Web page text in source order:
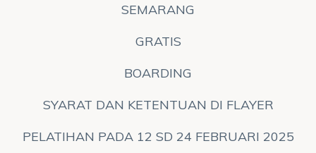
SEMARANG
GRATIS
BOARDING
SYARAT DAN KETENTUAN DI FLAYER
PELATIHAN PADA 12 SD 24 FEBRUARI 2025